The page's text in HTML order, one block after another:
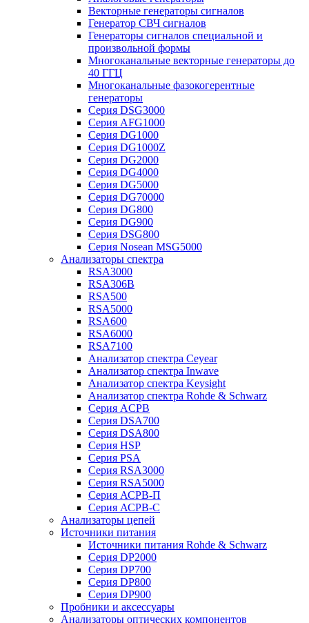
Векторные генераторы сигналов
Генератор СВЧ сигналов
Генераторы сигналов специальной и
произвольной формы
Многоканальные векторные генераторы до
40 ГГЦ
Многоканальные фазокогерентные
генераторы
Серия DSG3000
Серия AFG1000
Серия DG1000
Серия DG1000Z
Серия DG2000
Серия DG4000
Серия DG5000
Серия DG70000
Серия DG800
Серия DG900
Серия DSG800
Серия Nosean MSG5000
Анализаторы спектра
RSA3000
RSA306B
RSA500
RSA5000
RSA600
RSA6000
RSA7100
Анализатор спектра Ceyear
Анализатор спектра Inwave
Анализатор спектра Keysight
Анализатор спектра Rohde & Schwarz
Серия ACPB
Серия DSA700
Серия DSA800
Серия HSP
Серия PSA
Серия RSA3000
Серия RSA5000
Серия АСРВ-П
Серия АСРВ-С
Анализаторы цепей
Источники питания
Источники питания Rohde & Schwarz
Серия DP2000
Серия DP700
Серия DP800
Серия DP900
Пробники и аксессуары
Анализаторы оптических компонентов